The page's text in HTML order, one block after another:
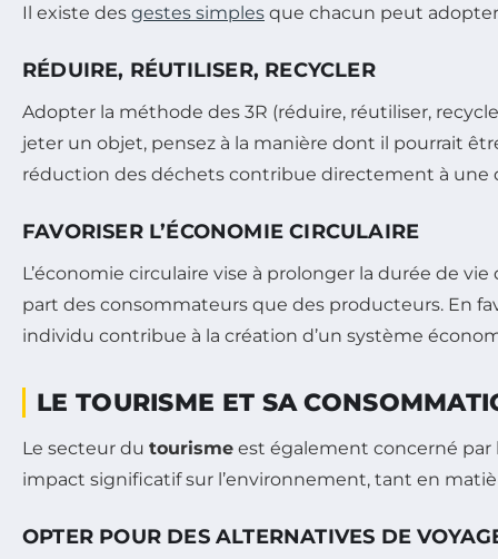
Il existe des gestes simples que chacun peut
RÉDUIRE, RÉUTILISER, RECYCLER
Adopter la méthode des 3R (réduire, réutiliser,
jeter un objet, pensez à la manière dont il pourrait
réduction des déchets contribue directement à une
FAVORISER L’ÉCONOMIE CIRCULAIRE
L’économie circulaire vise à prolonger la durée de
part des consommateurs que des producteurs. En
individu contribue à la création d’un système
LE TOURISME ET SA
Le secteur du tourisme est également concerné par
impact significatif sur l’environnement, tant en
OPTER POUR DES ALTERNATIVES DE